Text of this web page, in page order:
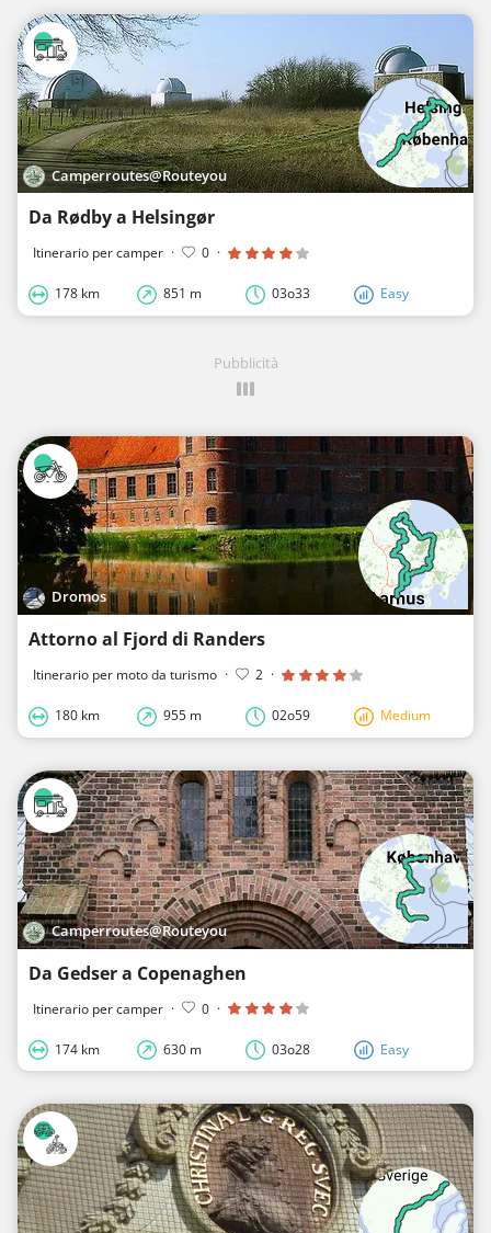
Camperroutes@Routeyou
Da Rødby a Helsingør
Itinerario per camper · 0 ·
178 km 851 m 03o33 Easy
Pubblicità
Dromos
Attorno al Fjord di Randers
Itinerario per moto da turismo · 2 ·
180 km 955 m 02o59 Medium
Camperroutes@Routeyou
Da Gedser a Copenaghen
Itinerario per camper · 0 ·
174 km 630 m 03o28 Easy